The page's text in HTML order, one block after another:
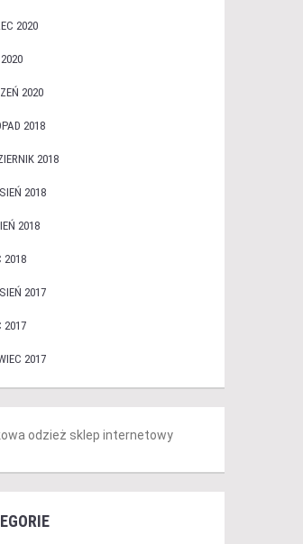
2020
2020
2018
2018
2018
2018
2018
2017
2017
2017
odzież sklep internetowy